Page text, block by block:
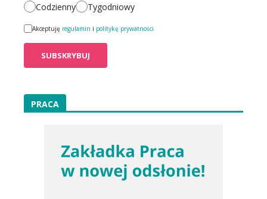
Codzienny Tygodniowy
Akceptuję regulamin i politykę prywatności
PRACA